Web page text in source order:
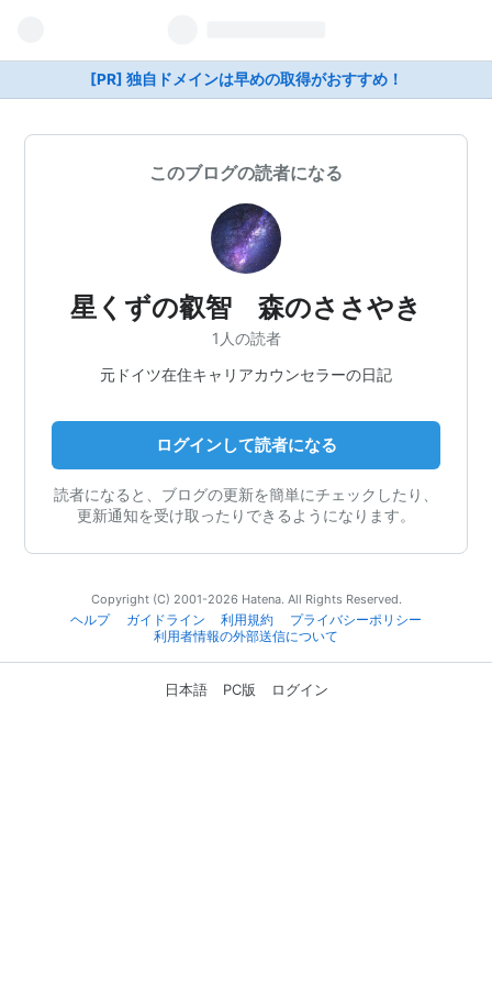
[PR] 独自ドメインは早めの取得がおすすめ！
このブログの読者になる
星くずの叡智 森のささやき
1人の読者
元ドイツ在住キャリアカウンセラーの日記
ログインして読者になる
読者になると、ブログの更新を簡単にチェックしたり、
更新通知を受け取ったりできるようになります。
Copyright (C) 2001-2026 Hatena. All Rights Reserved.
ヘルプ
ガイドライン 利用規約
プライバシーポリシー
利用者情報の外部送信について
日本語 PC版 ログイン